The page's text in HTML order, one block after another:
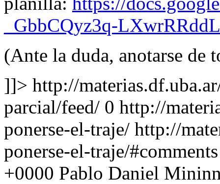
_GbbCQyz3q-
(Ante la duda, anotarse de
]]> http://
parcial/feed/ 0 http://
ponerse-el-traje/ http://
ponerse-el-traje/#comments
+0000 Pablo Daniel